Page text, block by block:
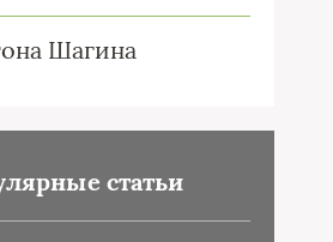
Шагина
статьи